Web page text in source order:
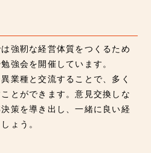
強靭な経営体質をつくるため
強会を開催しています。
業種と交流することで、多く
とができます。意見交換しな
策を導き出し、一緒に良い経
ょう。